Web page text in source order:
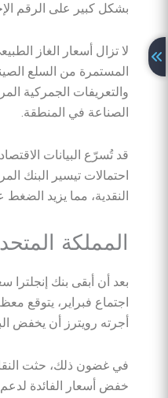
بشكل كبير على الرقم
لا تزال أسعار الغاز
المستمرة من السلع
والتعريفات الجمركية
الصناعة في المنطقة.
قد تُسرّع البيانات
احتمالات تيسير البنك
النقدية، مما يزيد الضغط
المملكة
اجتماع فبراير، يتوقع
أجرته رويترز أن يخفض
في غضون ذلك، حثت
خفض أسعار الفائدة لدعم